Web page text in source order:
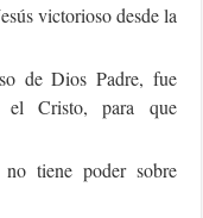
victorioso desde la
de Dios Padre, fue
Cristo, para que
tiene poder sobre